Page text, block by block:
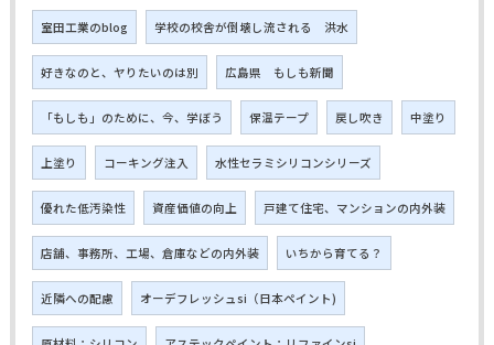
室田工業のblog 学校の校舎が倒壊し流される 洪水
好きなのと、ヤりたいのは別 広島県 もしも新聞
「もしも」のために、今、学ぼう 保温テープ 戻し吹き 中塗り
上塗り コーキング注入 水性セラミシリコンシリーズ
優れた低汚染性 資産価値の向上 戸建て住宅、マンションの内外装
店舗、事務所、工場、倉庫などの内外装 いちから育てる？
近隣への配慮 オーデフレッシュsi（日本ペイント)